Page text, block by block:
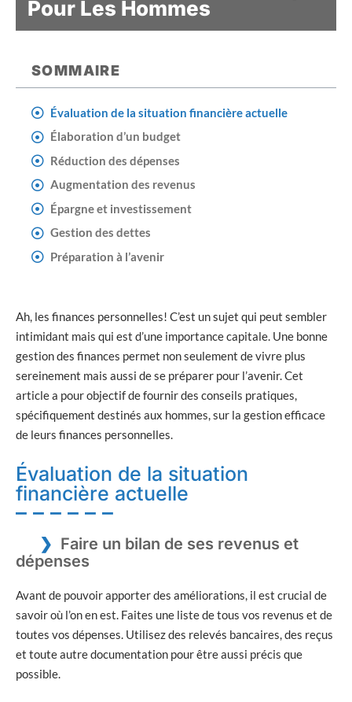
Pour Les Hommes
SOMMAIRE
Évaluation de la situation financière actuelle
Élaboration d’un budget
Réduction des dépenses
Augmentation des revenus
Épargne et investissement
Gestion des dettes
Préparation à l’avenir
Ah, les finances personnelles! C’est un sujet qui peut sembler
intimidant mais qui est d’une importance capitale. Une bonne
gestion des finances permet non seulement de vivre plus
sereinement mais aussi de se préparer pour l’avenir. Cet
article a pour objectif de fournir des conseils pratiques,
spécifiquement destinés aux hommes, sur la gestion efficace
de leurs finances personnelles.
Évaluation de la situation
financière actuelle
Faire un bilan de ses revenus et
dépenses
Avant de pouvoir apporter des améliorations, il est crucial de
savoir où l’on en est. Faites une liste de tous vos revenus et de
toutes vos dépenses. Utilisez des relevés bancaires, des reçus
et toute autre documentation pour être aussi précis que
possible.